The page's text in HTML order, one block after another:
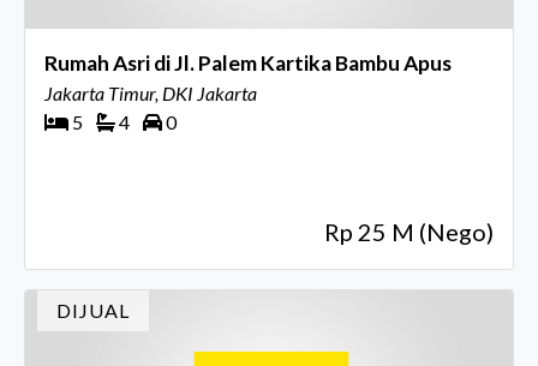
Rumah Asri di Jl. Palem Kartika Bambu Apus
Jakarta Timur, DKI Jakarta
5
4 0
Rp 25 M (Nego)
DIJUAL